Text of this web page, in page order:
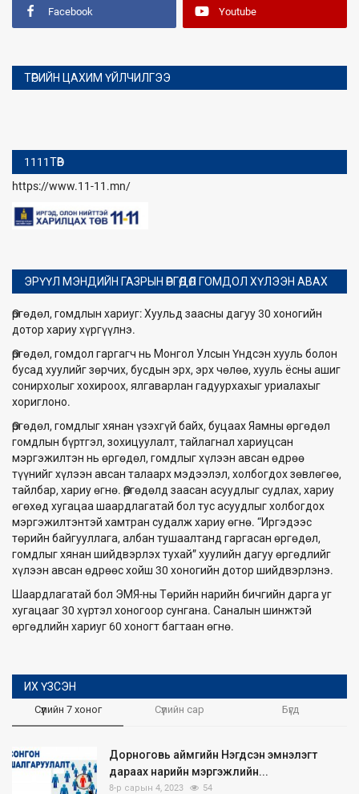
Facebook Youtube
ТӨРИЙН ЦАХИМ ҮЙЛЧИЛГЭЭ
1111ТӨВ
https://www.11-11.mn/
ЭРҮҮЛ МЭНДИЙН ГАЗРЫН ӨРГӨДӨЛ ГОМДОЛ ХҮЛЭЭН АВАХ
Өргөдөл, гомдлын хариуг: Хуульд заасны дагуу 30 хоногийн
дотор хариу хүргүүлнэ.
Өргөдөл, гомдол гаргагч нь Монгол Улсын Үндсэн хууль болон
бусад хуулийг зөрчих, бусдын эрх, эрх чөлөө, хууль ёсны ашиг
сонирхолыг хохироох, ялгаварлан гадуурхахыг уриалахыг
хориглоно.
Өргөдөл, гомдлыг хянан үзэхгүй байх, буцаах Яамны өргөдөл
гомдлын бүртгэл, зохицуулалт, тайлагнал хариуцсан
мэргэжилтэн нь өргөдөл, гомдлыг хүлээн авсан өдрөө
түүнийг хүлээн авсан талаарх мэдээлэл, холбогдох зөвлөгөө,
тайлбар, хариу өгнө. Өргөдөлд заасан асуудлыг судлах, хариу
өгөхөд хугацаа шаардлагатай бол тус асуудлыг холбогдох
мэргэжилтэнтэй хамтран судалж хариу өгнө. “Иргэдээс
төрийн байгууллага, албан тушаалтанд гаргасан өргөдөл,
гомдлыг хянан шийдвэрлэх тухай” хуулийн дагуу өргөдлийг
хүлээн авсан өдрөөс хойш 30 хоногийн дотор шийдвэрлэнэ.
Шаардлагатай бол ЭМЯ-ны Төрийн нарийн бичгийн дарга уг
хугацааг 30 хүртэл хоногоор сунгана. Саналын шинжтэй
өргөдлийн хариуг 60 хоногт багтаан өгнө.
ИХ ҮЗСЭН
Сүүлийн 7 хоног Сүүлийн сар Бүгд
Дорноговь аймгийн Нэгдсэн эмнэлэгт
дараах нарийн мэргэжлийн...
8-р сарын 4, 2023 54